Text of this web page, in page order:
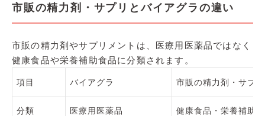
市販の精力剤・サプリとバイアグラの違い
市販の精力剤やサプリメントは、医療用医薬品ではなく
健康食品や栄養補助食品に分類されます。
項目 バイアグラ 市販の精力剤・サプリ
分類 医療用医薬品 健康食品・栄養補助